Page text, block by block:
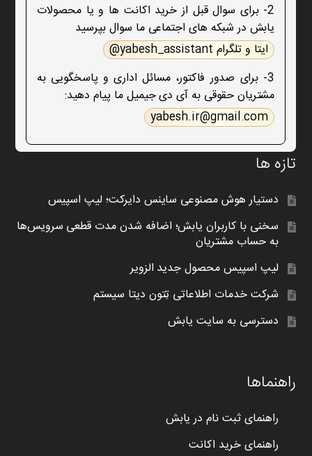
2- برای سوال قبل از خرید اکانت ها و یا محصولات
یابش در شبکه های اجتماعی ما سوال بپرسید
ایتا و تلگرام yabesh_assistant@
3- برای صدور فاکتور، مسائل اداری و پاسخگویی به
مشتریان حقوقی به آی دی جیمیل ما پیام دهید:
yabesh.ir@gmail.com
تازه ها
دستیار هوش مصنوعی ساینس دایرکت؛ لیپ اسپیس
سخنی با کاربران یابش؛ اضافه شدن مدت قطعی سرویس‌ها
به حساب مشتریان
لیپ اسپیس محصول جدید الزویر
شرکت خدمات اطلاعاتی تِتون دیتا سیستم
دسترسی به سایت یابش
راهنماها
راهنمای ثبت نام در یابش
راهنمای خرید اکانت